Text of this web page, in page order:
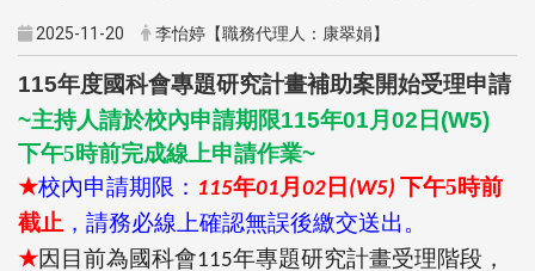
2025-11-20 李怡婷【職務代理人：康翠娟】
115年度國科會專題研究計畫補助案開始受理申請
~主持人請於校內申請期限115年01月 02 日 (W5)
下午5時前完成線上申請作業~
★校內申請期限： 115年01月 02 日 (W5) 下午5時前
截止 ，請務必線上確認無誤後繳交送出 。
★因目前為國科會115年專題研究計畫受理階段 ，